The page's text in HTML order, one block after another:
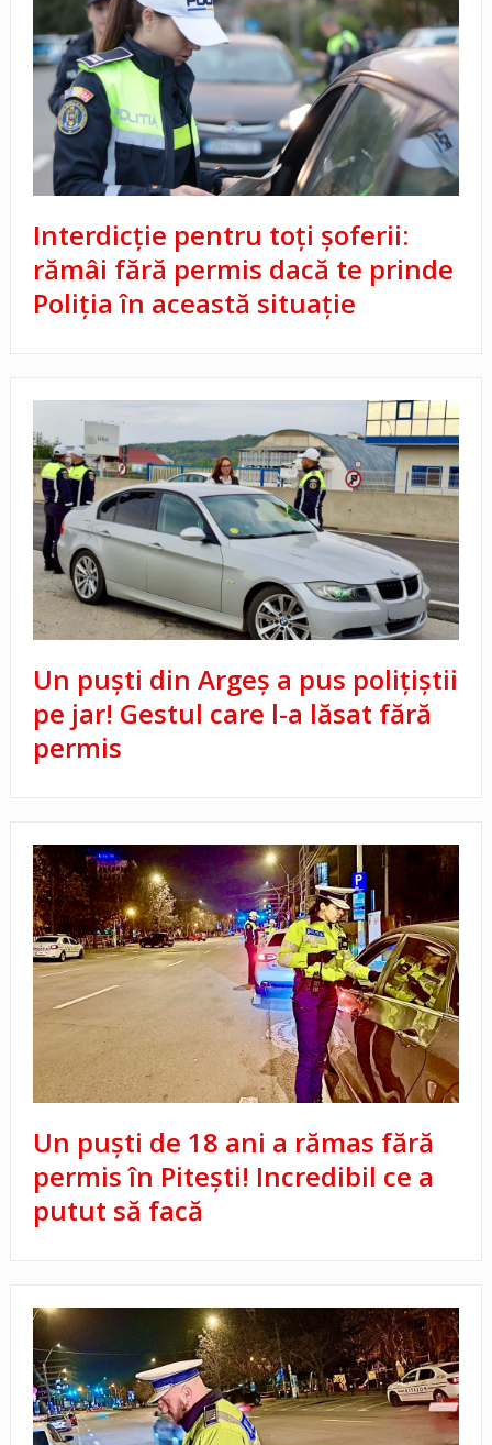
Interdicție pentru toți șoferii:
rămâi fără permis dacă te prinde
Poliția în această situație
Un puști din Argeș a pus polițiștii
pe jar! Gestul care l-a lăsat fără
permis
Un puști de 18 ani a rămas fără
permis în Pitești! Incredibil ce a
putut să facă